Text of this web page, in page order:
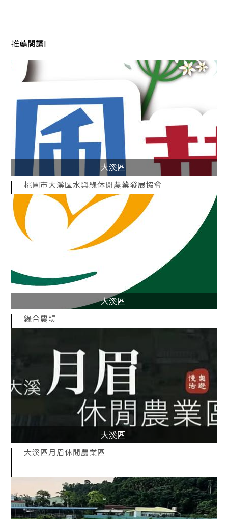
推薦閱讀I
大溪區
桃園市大溪區水與綠休閒農業發展協會
大溪區
綠合農場
大溪區
大溪區月眉休閒農業區